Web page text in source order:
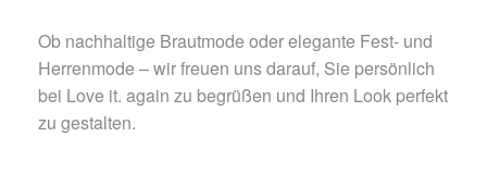
Ob nachhaltige Brautmode oder elegante Fest- und
Herrenmode – wir freuen uns darauf, Sie persönlich
bei Love it. again zu begrüßen und Ihren Look perfekt
zu gestalten.